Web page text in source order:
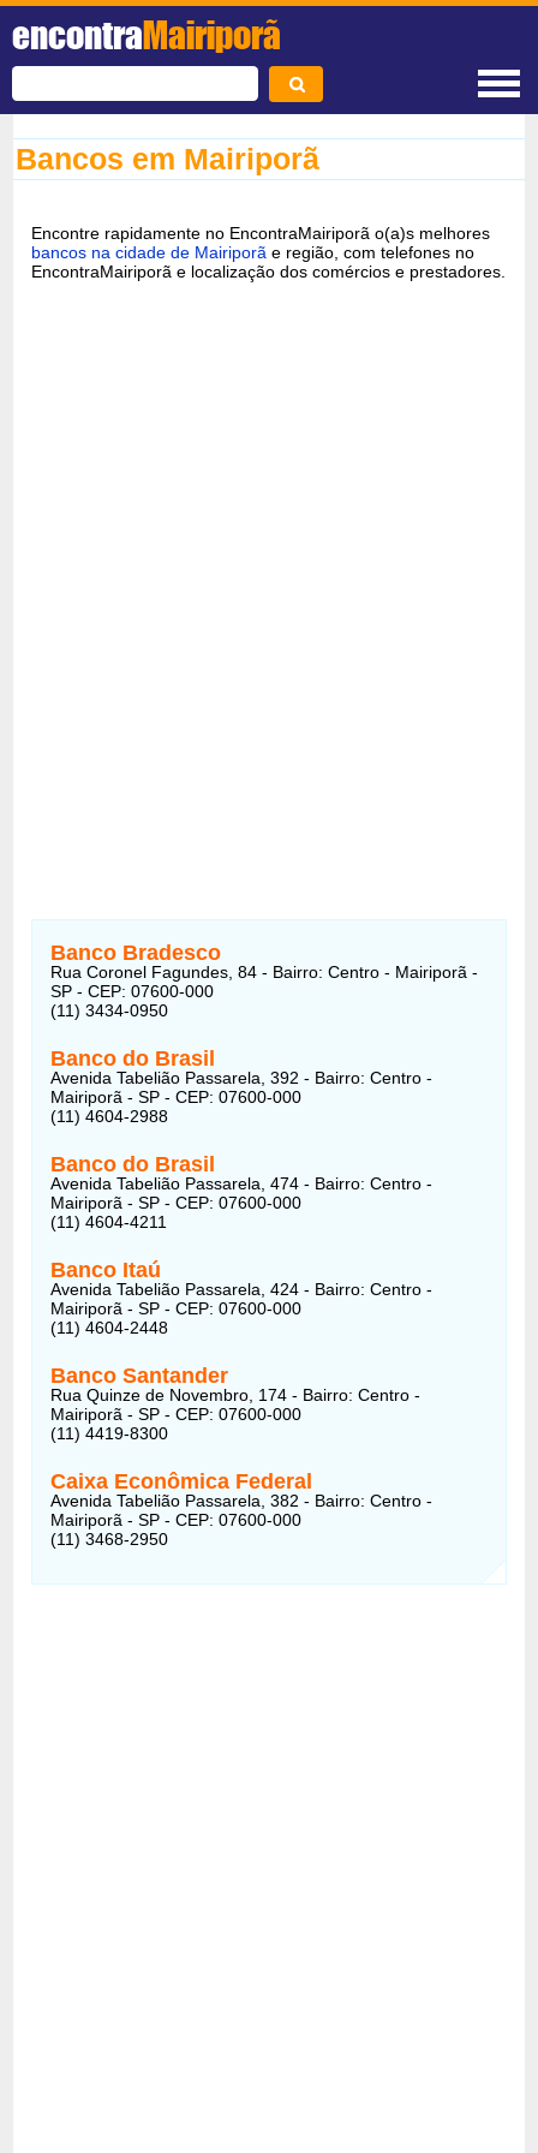
encontraMairiporã
Bancos em Mairiporã
Encontre rapidamente no EncontraMairiporã o(a)s melhores
bancos na cidade de Mairiporã e região, com telefones no
EncontraMairiporã e localização dos comércios e prestadores.
Banco Bradesco
Rua Coronel Fagundes, 84 - Bairro: Centro - Mairiporã -
SP - CEP: 07600-000
(11) 3434-0950
Banco do Brasil
Avenida Tabelião Passarela, 392 - Bairro: Centro -
Mairiporã - SP - CEP: 07600-000
(11) 4604-2988
Banco do Brasil
Avenida Tabelião Passarela, 474 - Bairro: Centro -
Mairiporã - SP - CEP: 07600-000
(11) 4604-4211
Banco Itaú
Avenida Tabelião Passarela, 424 - Bairro: Centro -
Mairiporã - SP - CEP: 07600-000
(11) 4604-2448
Banco Santander
Rua Quinze de Novembro, 174 - Bairro: Centro -
Mairiporã - SP - CEP: 07600-000
(11) 4419-8300
Caixa Econômica Federal
Avenida Tabelião Passarela, 382 - Bairro: Centro -
Mairiporã - SP - CEP: 07600-000
(11) 3468-2950